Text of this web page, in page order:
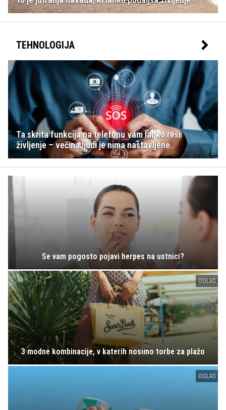
TEHNOLOGIJA
Ta skrita funkcija na telefonu vam lahko reši
življenje – večina ljudi je nima nastavljene
Se vam pogosto pojavi herpes na ustnici?
OGLAS
3 modne kombinacije, v katerih nosimo torbe za plažo
OGLAS